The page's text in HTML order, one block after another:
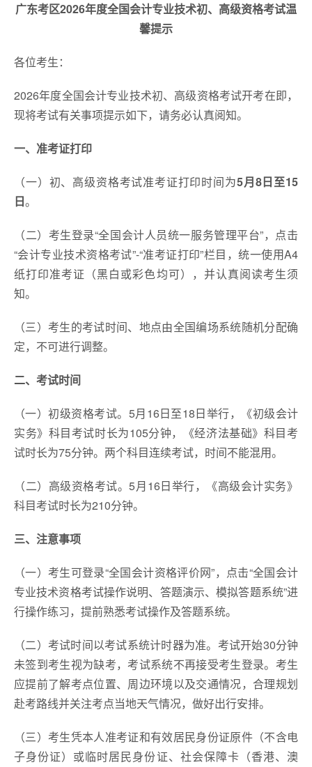
广东考区2026年度全国会计专业技术初、高级资格考试温
馨提示
各位考生：
2026年度全国会计专业技术初、高级资格考试开考在即，
现将考试有关事项提示如下，请务必认真阅知。
一、准考证打印
（一）初、高级资格考试准考证打印时间为5月8日至15
日。
（二）考生登录“全国会计人员统一服务管理平台”，点击
“会计专业技术资格考试”-“准考证打印”栏目，统一使用A4
纸打印准考证（黑白或彩色均可），并认真阅读考生须
知。
（三）考生的考试时间、地点由全国编场系统随机分配确
定，不可进行调整。
二、考试时间
（一）初级资格考试。5月16日至18日举行，《初级会计
实务》科目考试时长为105分钟，《经济法基础》科目考
试时长为75分钟。两个科目连续考试，时间不能混用。
（二）高级资格考试。5月16日举行，《高级会计实务》
科目考试时长为210分钟。
三、注意事项
（一）考生可登录“全国会计资格评价网”，点击“全国会计
专业技术资格考试操作说明、答题演示、模拟答题系统”进
行操作练习，提前熟悉考试操作及答题系统。
（二）考试时间以考试系统计时器为准。考试开始30分钟
未签到考生视为缺考，考试系统不再接受考生登录。考生
应提前了解考点位置、周边环境以及交通情况，合理规划
赴考路线并关注考点当地天气情况，做好出行安排。
（三）考生凭本人准考证和有效居民身份证原件（不含电
子身份证）或临时居民身份证、社会保障卡（香港、澳